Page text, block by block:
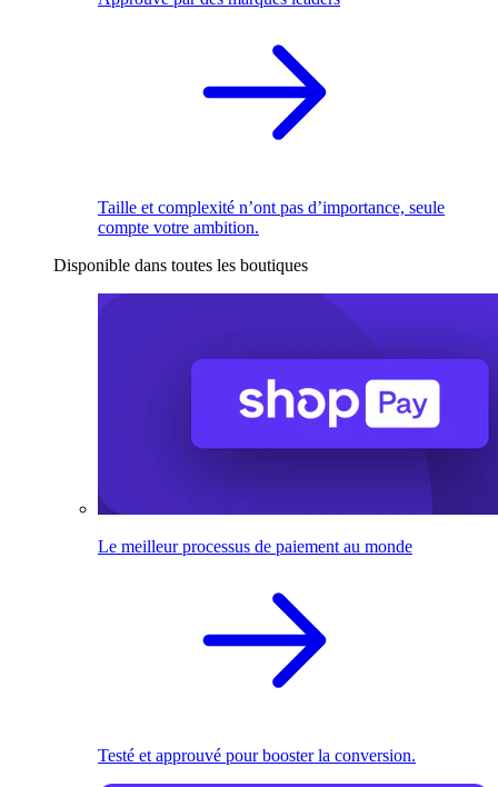
Taille et complexité n’ont pas d’importance, seule
compte votre ambition.
Disponible dans toutes les boutiques
Le meilleur processus de paiement au monde
Testé et approuvé pour booster la conversion.